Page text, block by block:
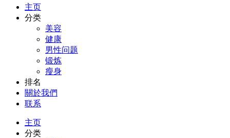
主页
分类
美容
健康
男性问题
锻炼
瘦身
排名
關於我們
联系
主页
分类